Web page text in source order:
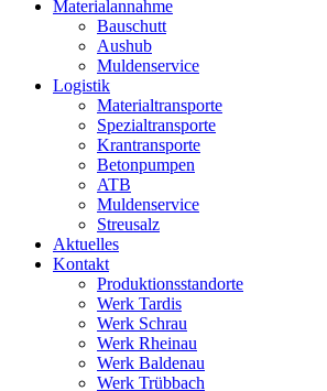
Materialannahme
Bauschutt
Aushub
Muldenservice
Logistik
Materialtransporte
Spezialtransporte
Krantransporte
Betonpumpen
ATB
Muldenservice
Streusalz
Aktuelles
Kontakt
Produktionsstandorte
Werk Tardis
Werk Schrau
Werk Rheinau
Werk Baldenau
Werk Trübbach